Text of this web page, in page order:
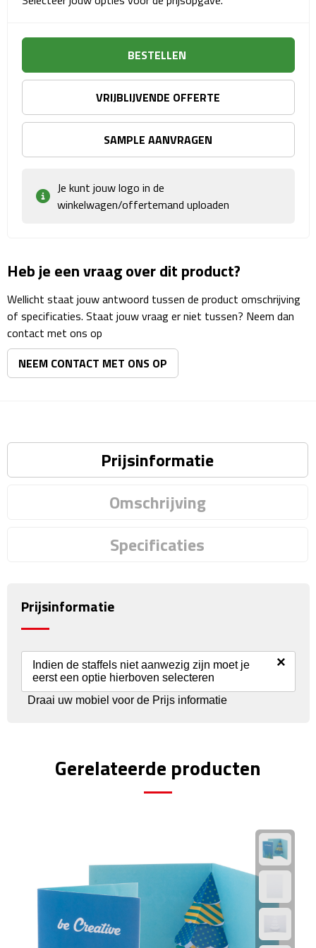
Sport- & Recreatietassen
Sporttassen
Schoenentassen
Fietstassen
Koeltassen & koelboxen
Strandtassen
Picknick rugtassen
Heuptassen
Matrozentassen
Reizen
Bagageweegschalen
Reiskussens
Reisstekkers
Reissetjes
Paspoorthouders
Auto luchtverfrissers
IJskrabbers
BESTELLEN
VRIJBLIJVENDE OFFERTE
SAMPLE AANVRAGEN
Je kunt jouw logo in de
winkelwagen/offertemand uploaden
Heb je een vraag over dit product?
Wellicht staat jouw antwoord tussen de product omschrijving
of specificaties. Staat jouw vraag er niet tussen? Neem dan
contact met ons op
NEEM CONTACT MET ONS OP
Prijsinformatie
Omschrijving
Specificaties
Prijsinformatie
Indien de staffels niet aanwezig zijn moet je
eerst een optie hierboven selecteren
×
Draai uw mobiel voor de Prijs informatie
Gerelateerde producten